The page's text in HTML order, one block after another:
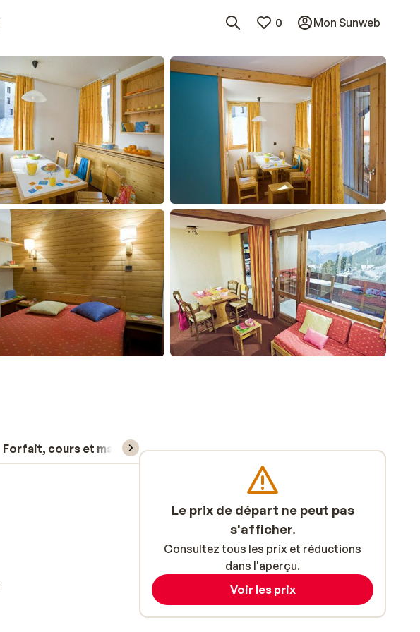
0 Mon Sunweb
Forfait, cours et matériel de ski
Le prix de départ ne peut pas
s'afficher.
Consultez tous les prix et réductions
dans l'aperçu.
Voir les prix